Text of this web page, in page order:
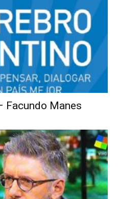
Facundo Manes